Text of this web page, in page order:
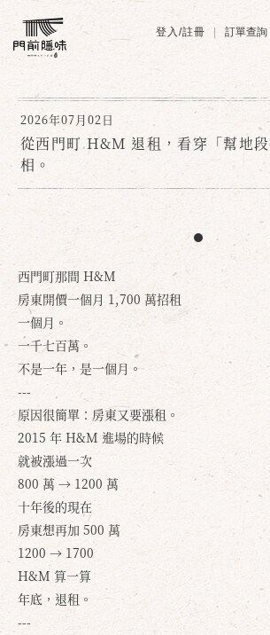
登入/註冊 訂單查詢
2026年07月02日
從西門町 H&M 退租，看穿「幫地
相。
西門町那間 H&M
房東開價一個月 1,700 萬招租
一個月。
一千七百萬。
不是一年，是一個月。
---
原因很簡單：房東又要漲租。
2015 年 H&M 進場的時候
就被漲過一次
800 萬 → 1200 萬
十年後的現在
房東想再加 500 萬
1200 → 1700
H&M 算一算
年底，退租。
---